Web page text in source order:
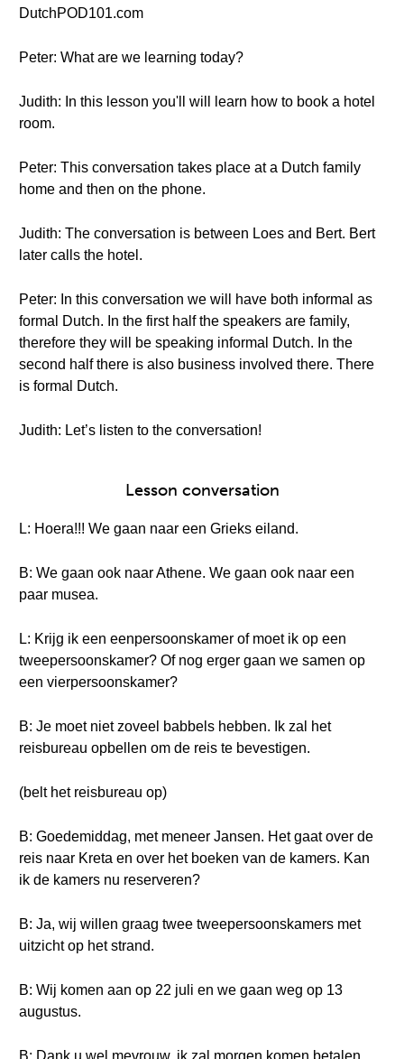
DutchPOD101.com
Peter: What are we learning today?
Judith: In this lesson you'll will learn how to book a hotel
room.
Peter: This conversation takes place at a Dutch family
home and then on the phone.
Judith: The conversation is between Loes and Bert. Bert
later calls the hotel.
Peter: In this conversation we will have both informal as
formal Dutch. In the first half the speakers are family,
therefore they will be speaking informal Dutch. In the
second half there is also business involved there. There
is formal Dutch.
Judith: Let’s listen to the conversation!
Lesson conversation
L: Hoera!!! We gaan naar een Grieks eiland.
B: We gaan ook naar Athene. We gaan ook naar een
paar musea.
L: Krijg ik een eenpersoonskamer of moet ik op een
tweepersoonskamer? Of nog erger gaan we samen op
een vierpersoonskamer?
B: Je moet niet zoveel babbels hebben. Ik zal het
reisbureau opbellen om de reis te bevestigen.
(belt het reisbureau op)
B: Goedemiddag, met meneer Jansen. Het gaat over de
reis naar Kreta en over het boeken van de kamers. Kan
ik de kamers nu reserveren?
B: Ja, wij willen graag twee tweepersoonskamers met
uitzicht op het strand.
B: Wij komen aan op 22 juli en we gaan weg op 13
augustus.
B: Dank u wel mevrouw, ik zal morgen komen betalen.